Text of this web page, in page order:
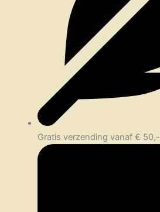
Gratis verzending vanaf € 50,-